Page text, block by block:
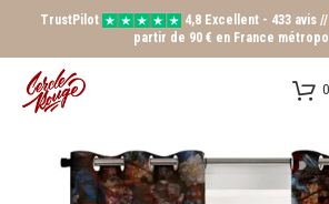
TrustPilot
4,8 Excellent - 433 avis
partir de 90 € en France
0